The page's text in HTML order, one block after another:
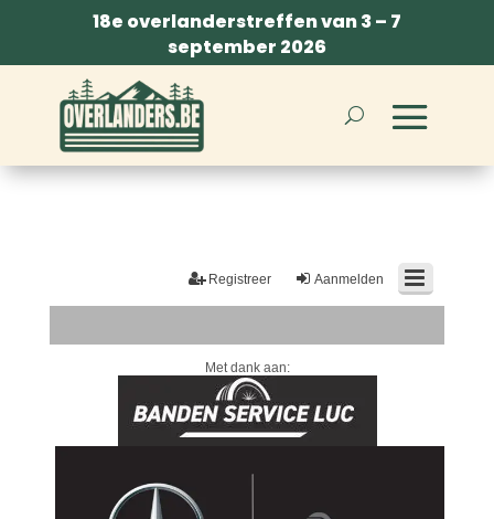
18e overlanderstreffen van 3 – 7
september 2026